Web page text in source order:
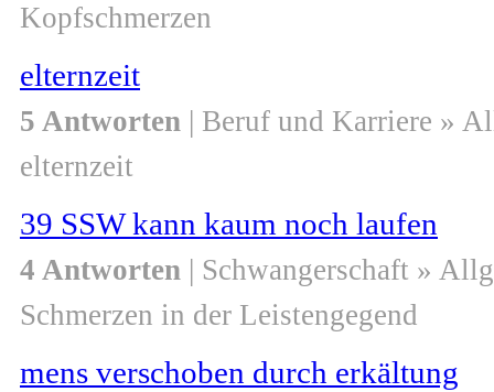
Kopfschmerzen
elternzeit
5 Antworten | Beruf und Karriere »
elternzeit
39 SSW kann kaum noch laufen
4 Antworten | Schwangerschaft »
Schmerzen in der Leistengegend
mens verschoben durch erkältung